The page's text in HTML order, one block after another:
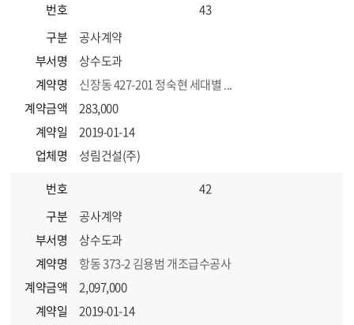
번호
43
구분
공사계약
부서명
상수도과
계약명
신장동 427-201 정숙현 세대별 ...
계약금액
283,000
계약일
2019-01-14
업체명
성림건설(주)
번호
42
구분
공사계약
부서명
상수도과
계약명
항동 373-2 김용범 개조급수공사
계약금액
2,097,000
계약일
2019-01-14